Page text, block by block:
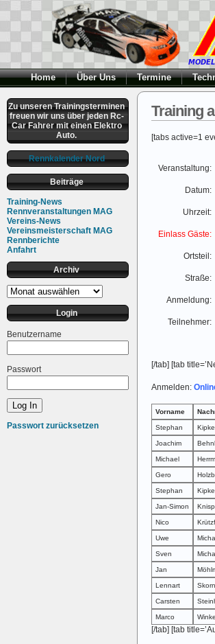
Home Über Uns Termine
Zu unseren Trainingsterminen
freuen wir uns über jeden Rc-
Car Fahrer mit einen Elektro
Auto.
Rennkalender Nord
Beiträge
Training-News
Rennveranstaltungen MAG
Vereins-News
Vereinsmeisterschaft MAG
Rennberichte
Anfahrt
Archiv
Archiv
Login
Benutzername
Passwort
Passwort zurücksetzen
Training
[tabs active=1
Veranstaltung:
Datum:
Uhrzeit:
Einlass Gäste:
Ortsteil:
Straße:
Anmeldung:
Teilnehmer:
[/tab] [tab
Anmelden:
Vorname
Stephan Kipke
Joachim
Michael
Gero
Stephan Kipke
Jan-Simon
Nico
Uwe
Sven
Jan
Lennart
Carsten
Marco
[/tab] [tab